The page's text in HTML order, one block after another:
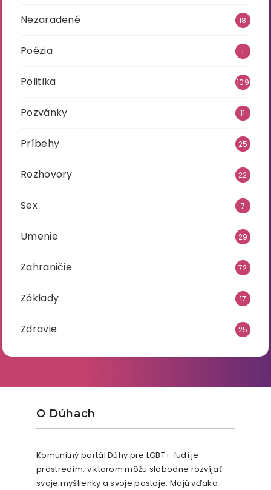
Nezaradené 18
Poézia 1
Politika 109
Pozvánky 11
Príbehy 25
Rozhovory 22
Sex 7
Umenie 29
Zahraničie 72
Základy 17
Zdravie 25
O Dúhach
Komunitný portál Dúhy pre LGBT+ ľudí je
prostredím, v ktorom môžu slobodne rozvíjať
svoje myšlienky a svoje postoje. Majú vďaka